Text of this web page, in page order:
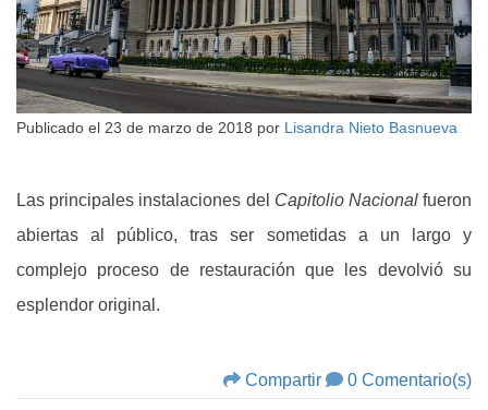
Publicado el 23 de marzo de 2018 por Lisandra Nieto Basnueva
Las principales instalaciones del Capitolio Nacionalfueron
abiertas al público, tras ser sometidas a un largo y
complejo proceso de restauración que les devolvió su
esplendor original.
Compartir 0 Comentario(s)